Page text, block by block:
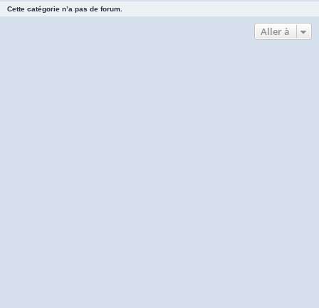
Cette catégorie n’a pas de forum.
Aller à